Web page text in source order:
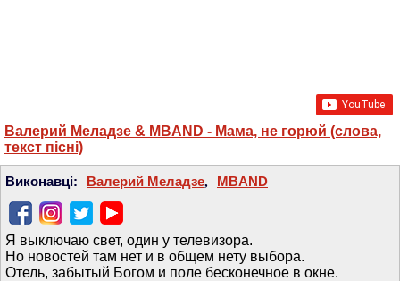
Валерий Меладзе & MBAND - Мама, не горюй (слова,
текст пісні)
Виконавці: Валерий Меладзе, MBAND
Я выключаю свет, один у телевизора.
Но новостей там нет и в общем нету выбора.
Отель, забытый Богом и поле бесконечное в окне.